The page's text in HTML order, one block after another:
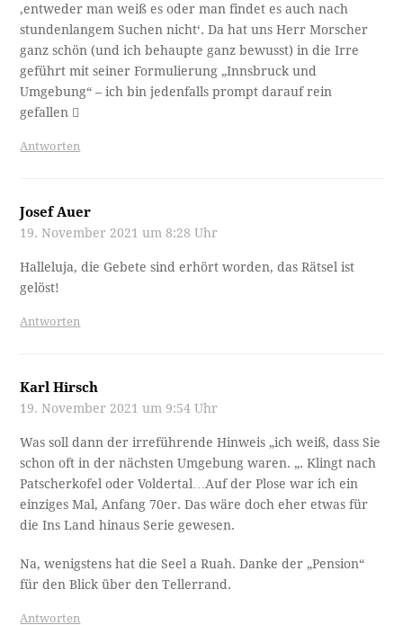
‚entweder man weiß es oder man findet es auch nach
stundenlangem Suchen nicht‘. Da hat uns Herr Morscher
ganz schön (und ich behaupte ganz bewusst) in die Irre
geführt mit seiner Formulierung „Innsbruck und
Umgebung“ – ich bin jedenfalls prompt darauf rein
gefallen 
Antworten
Josef Auer
19. November 2021 um 8:28 Uhr
Halleluja, die Gebete sind erhört worden, das Rätsel ist
gelöst!
Antworten
Karl Hirsch
19. November 2021 um 9:54 Uhr
Was soll dann der irreführende Hinweis „ich weiß, dass Sie
schon oft in der nächsten Umgebung waren. „. Klingt nach
Patscherkofel oder Voldertal…Auf der Plose war ich ein
einziges Mal, Anfang 70er. Das wäre doch eher etwas für
die Ins Land hinaus Serie gewesen.
Na, wenigstens hat die Seel a Ruah. Danke der „Pension“
für den Blick über den Tellerrand.
Antworten